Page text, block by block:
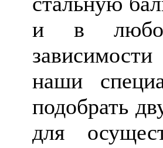
и в
наши
подобрать
для